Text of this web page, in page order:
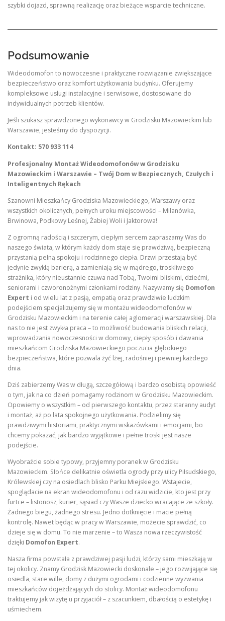
szybki dojazd, sprawną realizację oraz bieżące wsparcie techniczne.
Podsumowanie
Wideodomofon to nowoczesne i praktyczne rozwiązanie zwiększające
bezpieczeństwo oraz komfort użytkowania budynku. Oferujemy
kompleksowe usługi instalacyjne i serwisowe, dostosowane do
indywidualnych potrzeb klientów.
Jeśli szukasz sprawdzonego wykonawcy w Grodzisku Mazowieckim lub
Warszawie, jesteśmy do dyspozycji.
Kontakt: 570 933 114
Profesjonalny Montaż Wideodomofonów w Grodzisku
Mazowieckim i Warszawie – Twój Dom w Bezpiecznych, Czułych i
Inteligentnych Rękach
Szanowni Mieszkańcy Grodziska Mazowieckiego, Warszawy oraz
wszystkich okolicznych, pełnych uroku miejscowości – Milanówka,
Brwinowa, Podkowy Leśnej, Żabiej Woli i Jaktorowa!
Z ogromną radością i szczerym, ciepłym sercem zapraszamy Was do
naszego świata, w którym każdy dom staje się prawdziwą, bezpieczną
przystanią pełną spokoju i rodzinnego ciepła. Drzwi przestają być
jedynie zwykłą barierą, a zamieniają się w mądrego, troskliwego
strażnika, który nieustannie czuwa nad Tobą, Twoimi bliskimi, dziećmi,
seniorami i czworonożnymi członkami rodziny. Nazywamy się Domofon
Expert i od wielu lat z pasją, empatią oraz prawdziwie ludzkim
podejściem specjalizujemy się w montażu wideodomofonów w
Grodzisku Mazowieckim i na terenie całej aglomeracji warszawskiej. Dla
nas to nie jest zwykła praca – to możliwość budowania bliskich relacji,
wprowadzania nowoczesności w domowy, ciepły sposób i dawania
mieszkańcom Grodziska Mazowieckiego poczucia głębokiego
bezpieczeństwa, które pozwala żyć lżej, radośniej i pewniej każdego
dnia.
Dziś zabierzemy Was w długą, szczegółową i bardzo osobistą opowieść
o tym, jak na co dzień pomagamy rodzinom w Grodzisku Mazowieckim.
Opowiemy o wszystkim – od pierwszego kontaktu, przez staranny audyt
i montaż, aż po lata spokojnego użytkowania. Podzielimy się
prawdziwymi historiami, praktycznymi wskazówkami i emocjami, bo
chcemy pokazać, jak bardzo wyjątkowe i pełne troski jest nasze
podejście.
Wyobraźcie sobie typowy, przyjemny poranek w Grodzisku
Mazowieckim. Słońce delikatnie oświetla ogrody przy ulicy Piłsudskiego,
Królewskiej czy na osiedlach blisko Parku Miejskiego. Wstajecie,
spoglądacie na ekran wideodomofonu i od razu widzicie, kto jest przy
furtce – listonosz, kurier, sąsiad czy Wasze dziecko wracające ze szkoły.
Żadnego biegu, żadnego stresu. Jedno dotknięcie i macie pełną
kontrolę. Nawet będąc w pracy w Warszawie, możecie sprawdzić, co
dzieje się w domu. To nie marzenie – to Wasza nowa rzeczywistość
dzięki Domofon Expert.
Nasza firma powstała z prawdziwej pasji ludzi, którzy sami mieszkają w
tej okolicy. Znamy Grodzisk Mazowiecki doskonale – jego rozwijające się
osiedla, stare wille, domy z dużymi ogrodami i codzienne wyzwania
mieszkańców dojeżdżających do stolicy. Montaż wideodomofonu
traktujemy jak wizytę u przyjaciół – z szacunkiem, dbałością o estetykę i
uśmiechem.